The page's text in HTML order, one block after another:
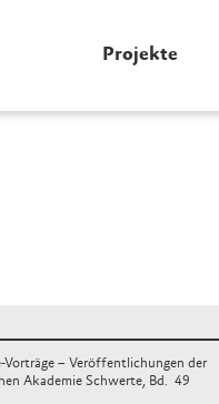
Projekte
Vorträge – Veröffentlichungen der
Akademie Schwerte, Bd.49